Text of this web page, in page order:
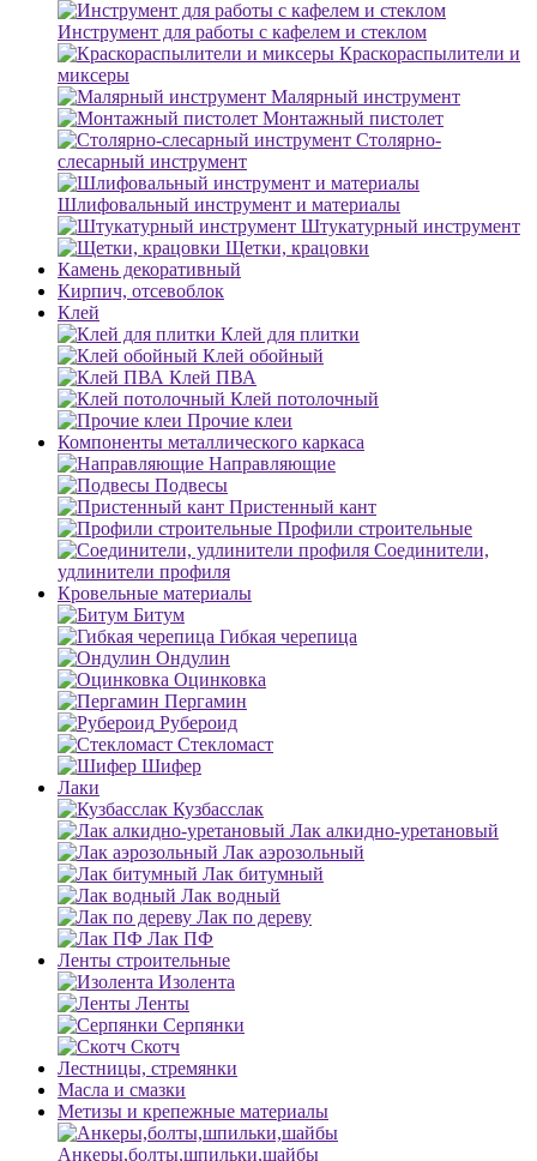
Инструмент для работы с кафелем и стеклом
Краскораспылители и
миксеры
Малярный инструмент
Монтажный пистолет
Столярно-
слесарный инструмент
Шлифовальный инструмент и материалы
Штукатурный инструмент
Щетки, крацовки
Камень декоративный
Кирпич, отсевоблок
Клей
Клей для плитки
Клей обойный
Клей ПВА
Клей потолочный
Прочие клеи
Компоненты металлического каркаса
Направляющие
Подвесы
Пристенный кант
Профили строительные
Соединители,
удлинители профиля
Кровельные материалы
Битум
Гибкая черепица
Ондулин
Оцинковка
Пергамин
Рубероид
Стекломаст
Шифер
Лаки
Кузбасслак
Лак алкидно-уретановый
Лак аэрозольный
Лак битумный
Лак водный
Лак по дереву
Лак ПФ
Ленты строительные
Изолента
Ленты
Серпянки
Скотч
Лестницы, стремянки
Масла и смазки
Метизы и крепежные материалы
Анкеры,болты,шпильки,шайбы